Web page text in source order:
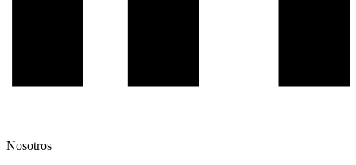
Nosotros